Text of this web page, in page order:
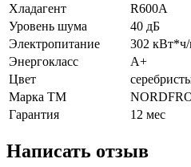
Хладагент
R600A
Уровень шума
40 дБ
Электропитание
302 кВт*ч/
Энергокласс
А+
Цвет
Марка ТМ
Гарантия
12 мес
Написать отзыв